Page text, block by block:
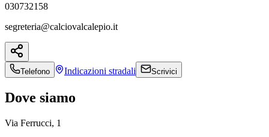
030732158
segreteria@calciovalcalepio.it
Telefono Indicazioni stradali Scrivici
Dove siamo
Via Ferrucci, 1